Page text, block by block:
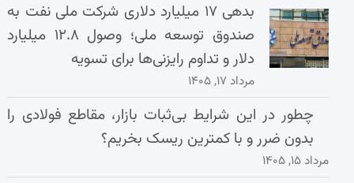
بدهی ۱۷ میلیارد دلاری شرکت ملی نفت به
صندوق توسعه ملی؛ وصول ۱۲.۸ میلیارد
دلار و تداوم رایزنی‌ها برای تسویه
مرداد ۱۷, ۱۴۰۵
چطور در این شرایط بی‌ثبات بازار، مقاطع فولادی را
بدون ضرر و با کمترین ریسک بخریم؟
مرداد ۱۵, ۱۴۰۵